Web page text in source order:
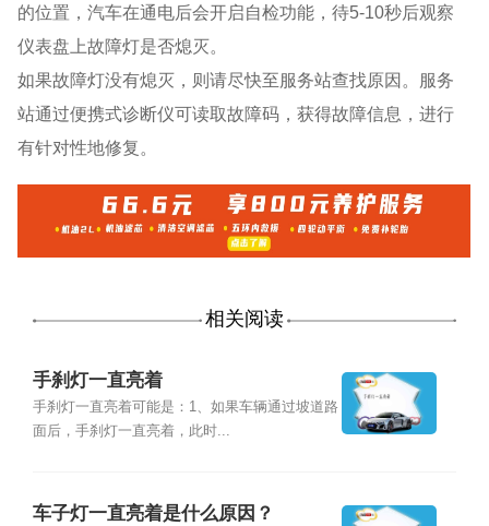
的位置，汽⻋在通电后会开启⾃检功能，待5-10秒后观察
仪表盘上故障灯是否熄灭。
如果故障灯没有熄灭，则请尽快⾄服务站查找原因。服务
站通过便携式诊断仪可读取故障码，获得故障信息，进行
有针对性地修复。
相关阅读
手刹灯一直亮着
手刹灯一直亮着可能是：1、如果车辆通过坡道路
面后，手刹灯一直亮着，此时...
车子灯一直亮着是什么原因？